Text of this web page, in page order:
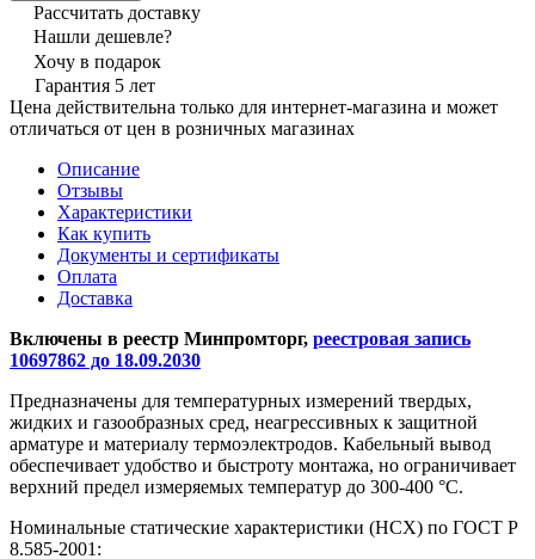
Рассчитать доставку
Нашли дешевле?
Хочу в подарок
Гарантия 5 лет
Цена действительна только для интернет-магазина и может
отличаться от цен в розничных магазинах
Описание
Отзывы
Характеристики
Как купить
Документы и сертификаты
Оплата
Доставка
Включены в реестр Минпромторг, реестровая запись
10697862 до 18.09.2030
Предназначены для температурных измерений твердых,
жидких и газообразных сред, неагрессивных к защитной
арматуре и материалу термоэлектродов. Кабельный вывод
обеспечивает удобство и быстроту монтажа, но ограничивает
верхний предел измеряемых температур до 300-400 °С.
Номинальные статические характеристики (НСХ) по ГОСТ Р
8.585-2001: